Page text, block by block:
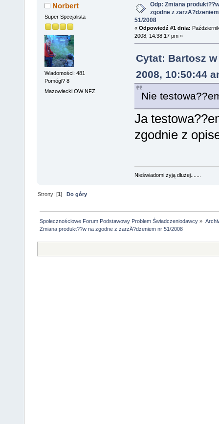
Norbert
Super Specjalista
Wiadomości: 481
Pomógł? 8
Mazowiecki OW NFZ
Odp: Zmiana
zgodne z
51/2008
« Odpowiedź #1 dnia:
2008, 14:38:17 pm »
Cytat: Bartosz
2008, 10:50:44
Nie
Ja
zgodnie z
Nieświadomi żyją dłużej.......
Strony: [1] Do góry
Społecznościowe Forum Podstawowy Problem Świadczeniodawcy »
Zmiana produkt??w na zgodne z zarzÄ?dzeniem nr 51/2008